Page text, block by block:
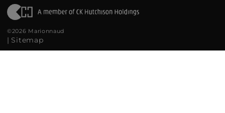
©2026 Marionnaud
| Sitemap